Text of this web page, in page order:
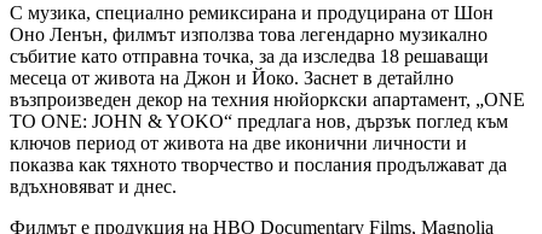
С музика, специално ремиксирана и продуцирана от Шон
Оно Ленън, филмът използва това легендарно музикално
събитие като отправна точка, за да изследва 18 решаващи
месеца от живота на Джон и Йоко. Заснет в детайлно
възпроизведен декор на техния нюйоркски апартамент, „ONE
TO ONE: JOHN & YOKO“ предлага нов, дързък поглед към
ключов период от живота на две иконични личности и
показва как тяхното творчество и послания продължават да
вдъхновяват и днес.
Филмът е продукция на HBO Documentary Films, Magnolia